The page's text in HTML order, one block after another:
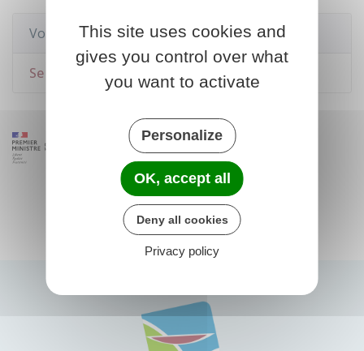
Voir aussi
Se pacser
This site uses cookies and
gives you control over what
you want to activate
Personalize
OK, accept all
Deny all cookies
Privacy policy